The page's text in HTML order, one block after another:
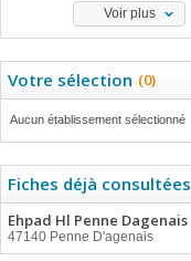
Voir plus
Votre sélection (0)
Aucun établissement sélectionné
Fiches déjà consultées
Ehpad Hl Penne Dagenais
47140 Penne D'agenais